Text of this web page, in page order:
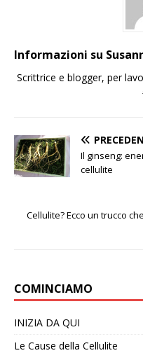
Informazioni su
Scrittrice e blogger, per
Il ginseng:
cellulite
Cellulite? Ecco un trucco
COMINCIAMO
INIZIA DA QUI
Le Cause della Cellulite